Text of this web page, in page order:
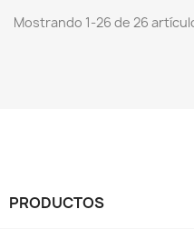
Mostrando 1-26 de 26
PRODUCTOS